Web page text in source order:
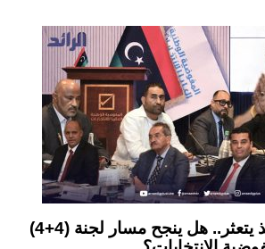
اتفاق يتكرر والتنفيذ يتعثر.. هل ينجح مسار لجنة (4+4)